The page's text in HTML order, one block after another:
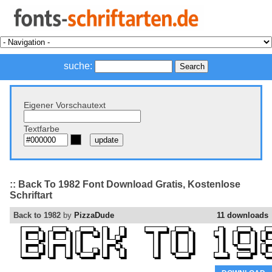
suche:
Eigener Vorschautext
Textfarbe
:: Back To 1982 Font Download Gratis, Kostenlose
Schriftart
11 downloads
Back to 1982 by PizzaDude